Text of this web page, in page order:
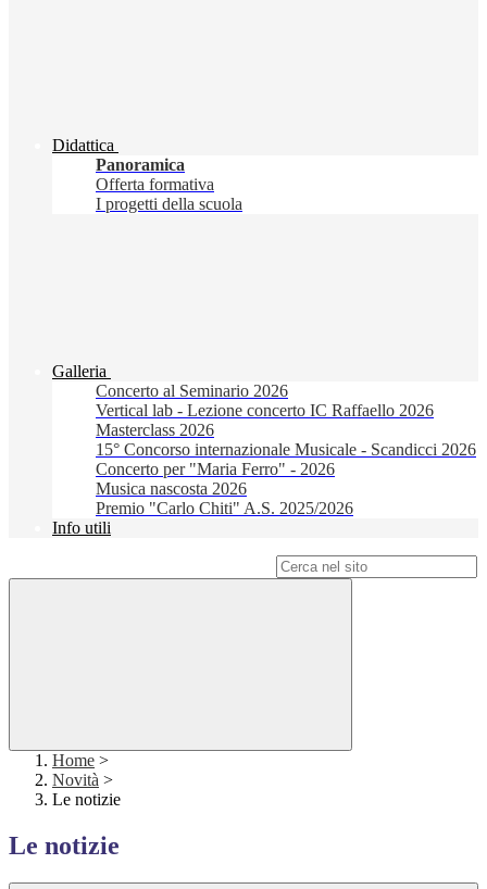
Didattica
Panoramica
Offerta formativa
I progetti della scuola
Galleria
Concerto al Seminario 2026
Vertical lab - Lezione concerto IC Raffaello 2026
Masterclass 2026
15° Concorso internazionale Musicale - Scandicci 2026
Concerto per "Maria Ferro" - 2026
Musica nascosta 2026
Premio "Carlo Chiti" A.S. 2025/2026
Info utili
Home >
Novità >
Le notizie
Le notizie